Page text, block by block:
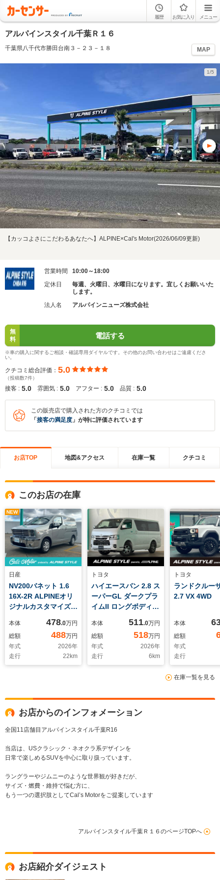
履歴 お気に入り メニュー
アルパインスタイル千葉Ｒ１６
千葉県八千代市勝田台南３－２３－１８ MAP
1/5
【カッコよさにこだわるあなたへ】ALPINE×Cal's Motor(2026/06/09更新)
営業時間
10:00～18:00
定休日
毎週、火曜日、水曜日になります。宜しくお願いいた
します。
法人名
アルパインニューズ株式会社
無
料
電話する
※車の購入に関するご相談・確認専用ダイヤルです。その他のお問い合わせはご遠慮くださ
い。
クチコミ総合評価： 5.0
（投稿数7件）
接客 : 5.0 雰囲気 : 5.0 アフター : 5.0 品質 : 5.0
この販売店で購入された方のクチコミでは
「 接客の満足度 」が特に評価されています
お店TOP 地図&アクセス 在庫一覧 クチコミ
このお店の在庫
NEW
日産
NV200バネット 1.6
16X-2R ALPINEオリ
ジナルカスタマイズカ
SONOVA シーケン
シャルウィンカー・角
型4灯LEDヘッドライ
ト・クロームメッキバ
ンパー・SONOVA専
ストップ
本体 478.0万円
総額
488万円
年式
2026年
走行
22 km
トヨタ
ハイエースバン 2.8 ス
ーパーGL ダークプラ
イムII ロングボディ
4WD 9型 ETC車載
機 純正ディスプレイ
オーディオ パノラミ
ックビュー 両側電動
スライドドア 前席シ
ミラー 純正アルミホ
イール
本体 511.0万円
総額
518万円
年式
2026年
走行
6 km
トヨタ
ランドクルー
2.7 VX 4WD
本体
総額
年式
走行
在庫一覧を見る
お店からのインフォメーション
全国11店舗目アルパインスタイル千葉R16
当店は、USクラシック・ネオクラ系デザインを
日常で楽しめるSUVを中心に取り扱っています。
ラングラーやジムニーのような世界観が好きだが、
サイズ・燃費・維持で悩む方に、
もう一つの選択肢としてCal’s Motorをご提案しています
アルパインスタイル千葉Ｒ１６のページTOPへ
お店紹介ダイジェスト